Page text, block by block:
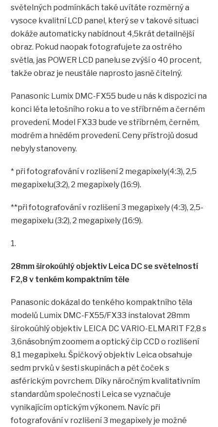
světelných podmínkách také uvítáte rozměrný a
vysoce kvalitní LCD panel, který se v takové situaci
dokáže automaticky nabídnout 4,5krát detailnější
obraz. Pokud naopak fotografujete za ostrého
světla, jas POWER LCD panelu se zvýší o 40 procent,
takže obraz je neustále naprosto jasně čitelný.
Panasonic Lumix DMC-FX55 bude u nás k dispozici na
konci léta letošního roku a to ve stříbrném a černém
provedení. Model FX33 bude ve stříbrném, černém,
modrém a hnědém provedení. Ceny přístrojů dosud
nebyly stanoveny.
* při fotografování v rozlišení 2 megapixely(4:3), 2,5
megapixelu(3:2), 2 megapixely (16:9).
**při fotografování v rozlišení 3 megapixely (4:3), 2,5-
megapixelu (3:2), 2 megapixely (16:9).
1.
28mm širokoúhlý objektiv Leica DC se světelností
F2,8 v tenkém kompaktním těle
Panasonic dokázal do tenkého kompaktního těla
modelů Lumix DMC-FX55/FX33 instalovat 28mm
širokoúhlý objektiv LEICA DC VARIO-ELMARIT F2,8 s
3,6násobným zoomem a optický čip CCD o rozlišení
8,1 megapixelu. Špičkový objektiv Leica obsahuje
sedm prvků v šesti skupinách a pět čoček s
asférickým povrchem. Díky náročným kvalitativním
standardům společnosti Leica se vyznačuje
vynikajícím optickým výkonem. Navíc při
fotografování v rozlišení 3 megapixely je možné